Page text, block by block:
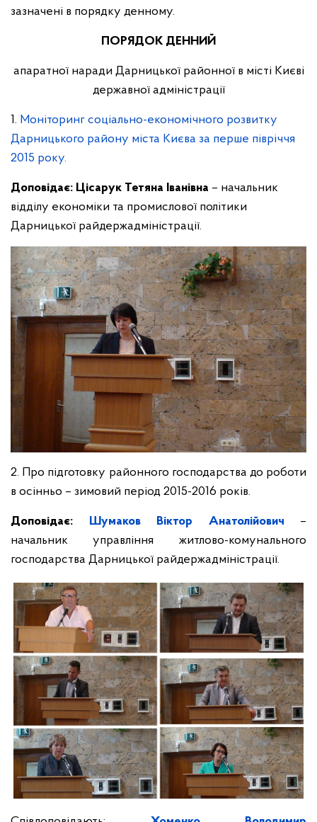
зазначені в порядку денному.
ПОРЯДОК ДЕННИЙ
апаратної наради Дарницької районної в місті Києві
державної адміністрації
1. Моніторинг соціально-економічного розвитку
Дарницького району міста Києва за перше півріччя
2015 року.
Доповідає: Цісарук Тетяна Іванівна – начальник
відділу економіки та промислової політики
Дарницької райдержадміністрації.
2. Про підготовку районного господарства до роботи
в осінньо – зимовий період 2015-2016 років.
Доповідає: Шумаков Віктор Анатолійович –
начальник управління житлово-комунального
господарства Дарницької райдержадміністрації.